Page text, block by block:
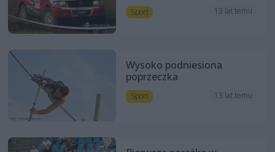
Sport 13 lat temu
Wysoko podniesiona
poprzeczka
Sport 13 lat temu